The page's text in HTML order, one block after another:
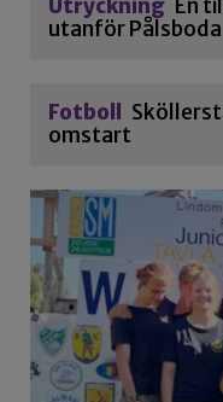
Utryckning En
utanför Pålsboda
Fotboll
omstart